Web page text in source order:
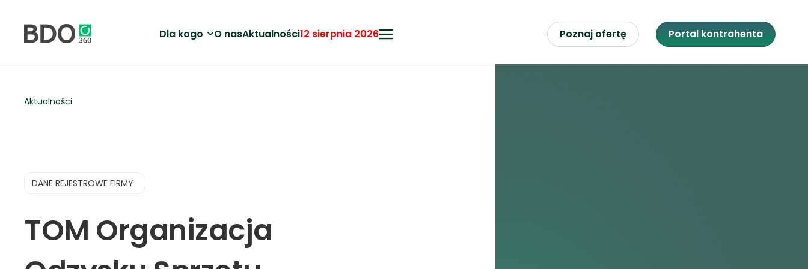
Dla kogo O nasAktualności12 sierpnia 2026 Poznaj ofertę Portal kontrahenta
Aktualności
DANE REJESTROWE FIRMY
TOM Organizacja